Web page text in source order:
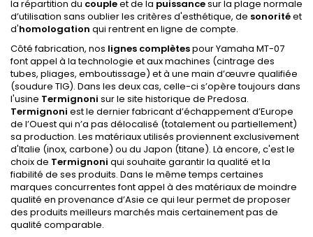
la répartition du coupleet de la puissancesur la plage normale
d’utilisation sans oublier les critères d'esthétique, de sonoritéet
d'homologation qui rentrent en ligne de compte.
Côté fabrication, nos lignes complètespour Yamaha MT-07
font appel à la technologie et aux machines (cintrage des
tubes, pliages, emboutissage) et à une main d’œuvre qualifiée
(soudure TIG). Dans les deux cas, celle-ci s’opère toujours dans
l'usine Termignoni sur le site historique de Predosa.
Termignoni est le dernier fabricant d’échappement d’Europe
de l’Ouest qui n’a pas délocalisé (totalement ou partiellement)
sa production. Les matériaux utilisés proviennent exclusivement
d'Italie (inox, carbone) ou du Japon (titane). Là encore, c'est le
choix de Termignoni qui souhaite garantir la qualité et la
fiabilité de ses produits. Dans le même temps certaines
marques concurrentes font appel à des matériaux de moindre
qualité en provenance d’Asie ce qui leur permet de proposer
des produits meilleurs marchés mais certainement pas de
qualité comparable.